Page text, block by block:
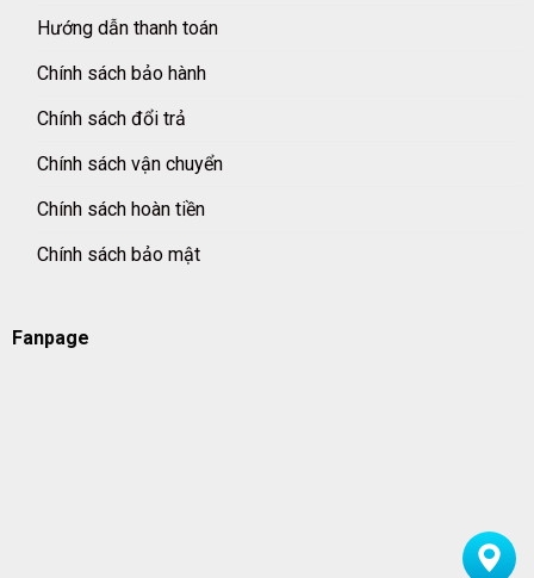
Hướng dẫn thanh toán
Chính sách bảo hành
Chính sách đổi trả
Chính sách vận chuyển
Chính sách hoàn tiền
Chính sách bảo mật
Fanpage